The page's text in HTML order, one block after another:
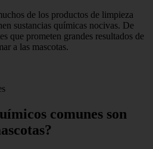
de los productos de limpieza
sustancias químicas nocivas. De
que prometen grandes resultados de
a las mascotas.
comunes son